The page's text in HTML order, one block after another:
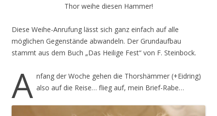
Thor weihe diesen Hammer!
Diese Weihe-Anrufung lässt sich ganz einfach auf alle
möglichen Gegenstände abwandeln. Der Grundaufbau
stammt aus dem Buch „Das Heilige Fest“ von F. Steinbock.
A nfang der Woche gehen die Thorshämmer (+Eidring)
also auf die Reise… flieg auf, mein Brief-Rabe…